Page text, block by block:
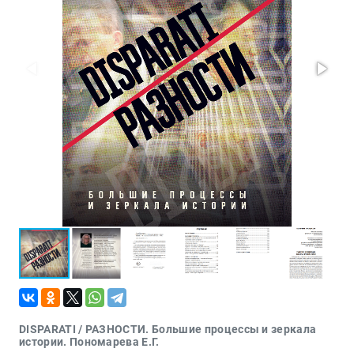
DISPARATI / РАЗНОСТИ. Большие процессы и зеркала
истории. Пономарева Е.Г.
Тайное и
непознанное
Образ
жизни
Философия
Военная
история
Конспирология
Политика
Религия
Туризм
Разное
Кухня,
гастрономия,
кулинария
Закон